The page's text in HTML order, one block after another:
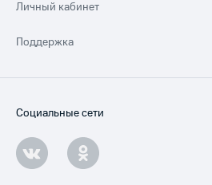
Личный кабинет
Поддержка
Социальные сети